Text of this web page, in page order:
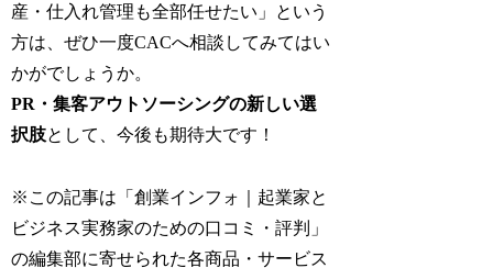
産・仕入れ管理も全部任せたい」という
方は、ぜひ一度CACへ相談してみてはい
かがでしょうか。
PR・集客アウトソーシングの新しい選
択肢として、今後も期待大です！
※この記事は「創業インフォ｜起業家と
ビジネス実務家のための口コミ・評判」
の編集部に寄せられた各商品・サービス